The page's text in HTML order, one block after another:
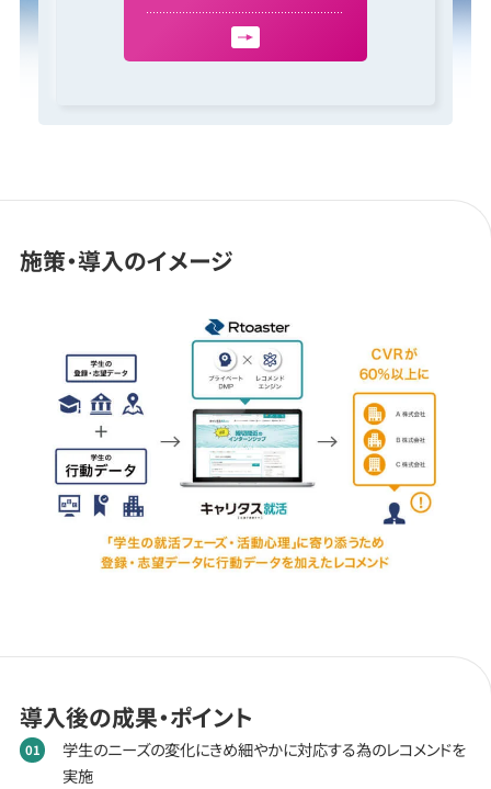
施策・導入のイメージ
導入後の成果・ポイント
学生のニーズの変化にきめ細やかに対応する為のレコメンドを
実施